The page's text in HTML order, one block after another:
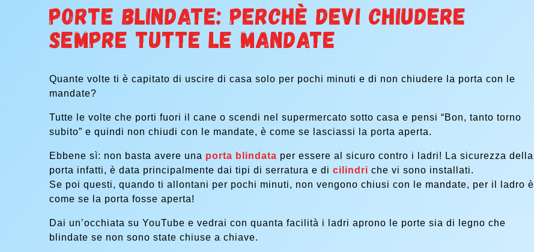
Porte blindate: perchè devi chiudere
sempre tutte le mandate
Quante volte ti è capitato di uscire di casa solo per pochi minuti e di non chiudere la porta con le
mandate?
Tutte le volte che porti fuori il cane o scendi nel supermercato sotto casa e pensi “Bon, tanto torno
subito” e quindi non chiudi con le mandate, è come se lasciassi la porta aperta.
Ebbene sì: non basta avere una porta blindata per essere al sicuro contro i ladri! La sicurezza della
porta infatti, è data principalmente dai tipi di serratura e di cilindri che vi sono installati.
Se poi questi, quando ti allontani per pochi minuti, non vengono chiusi con le mandate, per il ladro è
come se la porta fosse aperta!
Dai un’occhiata su YouTube e vedrai con quanta facilità i ladri aprono le porte sia di legno che
blindate se non sono state chiuse a chiave.